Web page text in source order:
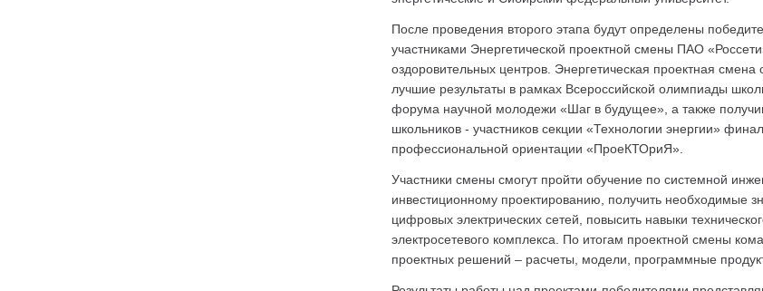
После проведения второго этапа будут определены
участниками Энергетической проектной смены ПАО
оздоровительных центров. Энергетическая проектная
лучшие результаты в рамках Всероссийской олимпиады
форума научной молодежи «Шаг в будущее», а также
школьников - участников секции «Технологии энергии»
профессиональной ориентации «ПроеКТОриЯ».
Участники смены смогут пройти обучение по системной
инвестиционному проектированию, получить необходимые
цифровых электрических сетей, повысить навыки
электросетевого комплекса. По итогам проектной смены
проектных решений – расчеты, модели, программные